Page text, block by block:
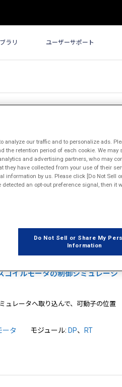
ラリ ユーザーサポート
閲覧数順
イルモータの制御シミュレーシ
ュレータへ取り込んで、可動子の位置
ータ モジュール:DP、RT
our traffic and to personalize ads.
the retention period of each cookie. We may
and advertising partners, who may
they have collected from your use of their
information by us. Please click [Do Not Sell
an opt-out preference signal, then it
Do Not Sell or Share My
Information